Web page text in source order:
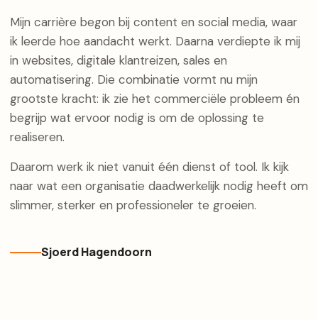
Mijn carrière begon bij content en social media, waar
ik leerde hoe aandacht werkt. Daarna verdiepte ik mij
in websites, digitale klantreizen, sales en
automatisering. Die combinatie vormt nu mijn
grootste kracht: ik zie het commerciële probleem én
begrijp wat ervoor nodig is om de oplossing te
realiseren.
Daarom werk ik niet vanuit één dienst of tool. Ik kijk
naar wat een organisatie daadwerkelijk nodig heeft om
slimmer, sterker en professioneler te groeien.
Sjoerd Hagendoorn